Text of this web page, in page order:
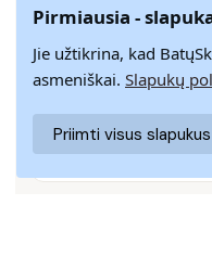
SAUGUS
SSL šifravimas
saugumo lygį
Rašykite mums
Pirmiausia -
Jie užtikrina, kad
asmeniškai. Slapukų
Priimti visus slapukus